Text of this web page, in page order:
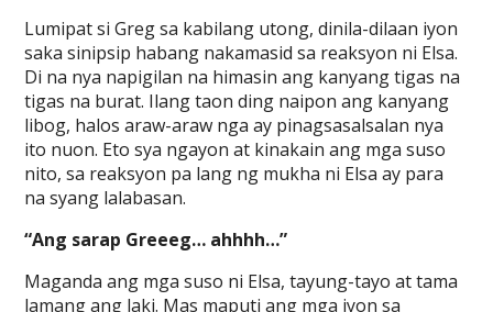
Lumipat si Greg sa kabilang utong, dinila-dilaan iyon
saka sinipsip habang nakamasid sa reaksyon ni Elsa.
Di na nya napigilan na himasin ang kanyang tigas na
tigas na burat. Ilang taon ding naipon ang kanyang
libog, halos araw-araw nga ay pinagsasalsalan nya
ito nuon. Eto sya ngayon at kinakain ang mga suso
nito, sa reaksyon pa lang ng mukha ni Elsa ay para
na syang lalabasan.
“Ang sarap Greeeg… ahhhh…”
Maganda ang mga suso ni Elsa, tayung-tayo at tama
lamang ang laki. Mas maputi ang mga iyon sa